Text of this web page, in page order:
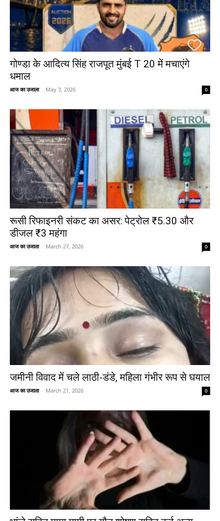
गोण्डा के आदित्य सिंह राजपूत मुंबई T 20 में मचाएंगे
धमाल
आज का उजाला - May 3, 2026 0
रूसी रिफाइनरी संकट का असर: पेट्रोल ₹5.30 और
डीजल ₹3 महंगा
आज का उजाला - March 27, 2026 0
जमीनी विवाद में चले लाठी-डंडे, महिला गंभीर रूप से घयाल
आज का उजाला - March 21, 2026 0